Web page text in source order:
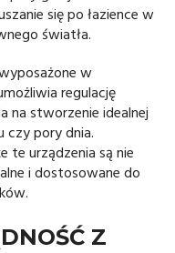
się po łazience w
światła.
w
regulację
na stworzenie idealnej
czy pory dnia.
te urządzenia są nie
i dostosowane do
Z